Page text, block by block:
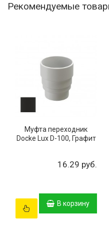
Рекомендуемые
Муфта переходник
Docke Lux D-100, Графит
16.29 руб.
В корзину